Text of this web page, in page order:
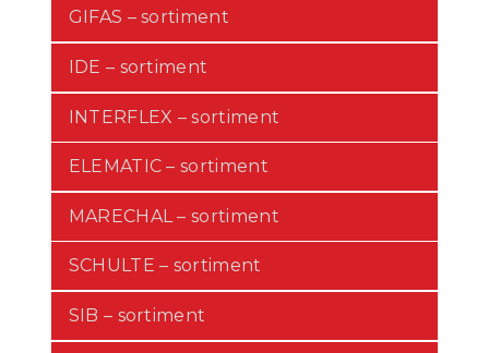
GIFAS – sortiment
IDE – sortiment
INTERFLEX – sortiment
ELEMATIC – sortiment
MARECHAL – sortiment
SCHULTE – sortiment
SIB – sortiment